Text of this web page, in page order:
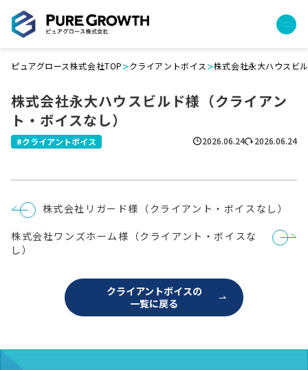
経営コンサルティング
PGハウス（住宅フランチャイズ）
広告運用代行
成功報酬型コストダウン
土地・顧客管理システム
事例
クライアントボイス
お役立ち情報
ピュアグロース株式会社TOP>クライアントボイス >株式会社永大ハウスビ
株式会社永大ハウスビルド様（クライアン
ト・ボイスなし）
2026.06.24 2026.06.24
クライアントボイス
投
稿
ナ
ビ
ゲ
株式会社リガード様（クライアント・ボイスなし）
株式会社ワンズホーム様（クライアント・ボイスな
し）
クライアントボイスの
一覧に戻る